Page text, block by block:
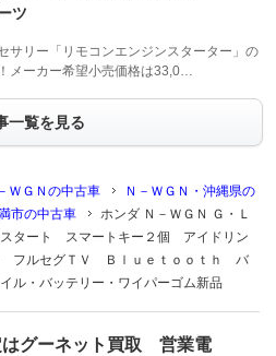
ツ
サリー「リモコンエンジンスターター」の
メーカー希望小売価格は33,0…
一覧を見る
ＷＧＮの中古車
Ｎ－ＷＧＮ・沖縄県の
市の中古車
ホンダ Ｎ－ＷＧＮ Ｇ・Ｌ
タート スマートキー２個 アイドリン
ルセグＴＶ Ｂｌｕｅｔｏｏｔｈ バ
・バッテリー・ワイパーゴム新品
はグーネット買取 営業電